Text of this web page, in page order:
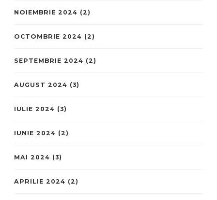
NOIEMBRIE 2024 (2)
OCTOMBRIE 2024 (2)
SEPTEMBRIE 2024 (2)
AUGUST 2024 (3)
IULIE 2024 (3)
IUNIE 2024 (2)
MAI 2024 (3)
APRILIE 2024 (2)